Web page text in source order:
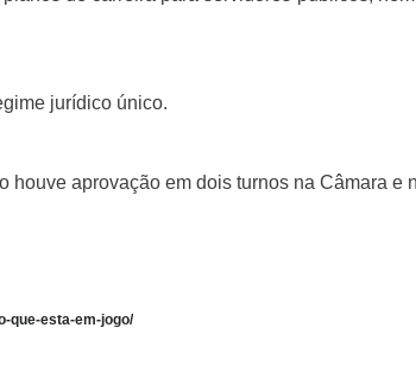
jurídico único.
aprovação em dois turnos na Câmara e
que-esta-em-jogo/